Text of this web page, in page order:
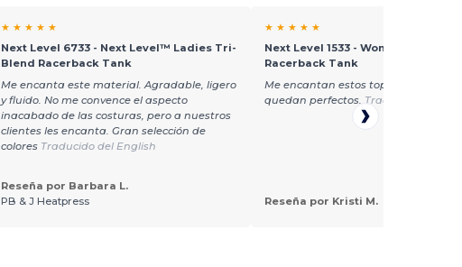
★ ★ ★ ★ ★
Next Level 6733 - Next Level™ Ladies Tri-
Blend Racerback Tank
Me encanta este material. Agradable, ligero
y fluido. No me convence el aspecto
inacabado de las costuras, pero a nuestros
clientes les encanta. Gran selección de
colores Traducido del English
Reseña por Barbara L.
PB & J Heatpress
★ ★ ★ ★ ★
Next Level 1533 - Women's Ideal
Racerback Tank
Me encantan estos tops, no encogen
quedan perfectos. Traducido del
Reseña por Kristi M.